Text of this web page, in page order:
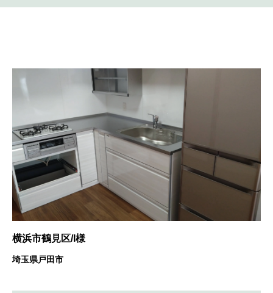
横浜市鶴見区/I様
埼玉県戸田市